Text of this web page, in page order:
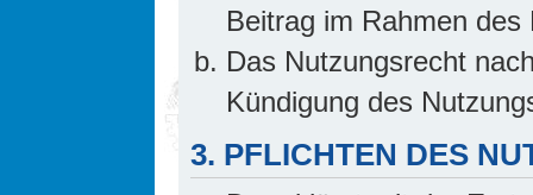
Beitrag im Rahmen
Das Nutzungsrecht
Kündigung des
3. PFLICHTEN DES